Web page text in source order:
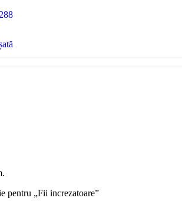
288
pentru „Fii increzatoare”